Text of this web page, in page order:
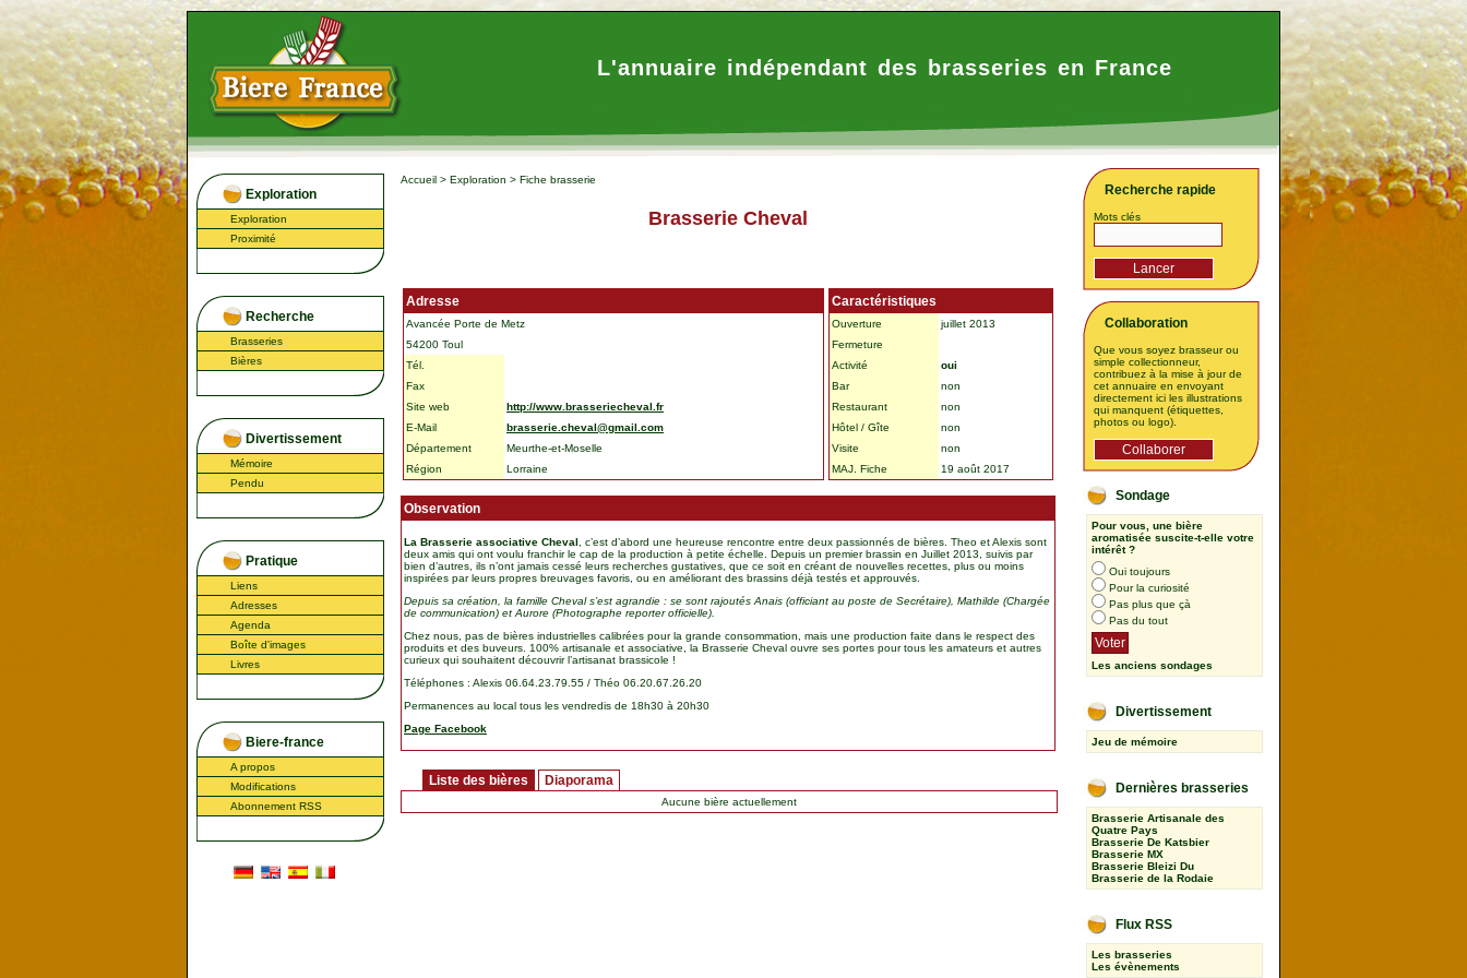
L'annuaire indépendant des brasseries en France
Exploration
Exploration
Proximité
Recherche
Brasseries
Bières
Divertissement
Mémoire
Pendu
Pratique
Liens
Adresses
Agenda
Boîte d'images
Livres
Biere-france
A propos
Modifications
Abonnement RSS
Accueil > Exploration > Fiche brasserie
Brasserie Cheval
Adresse
Avancée Porte de Metz
54200 Toul
Tél.
Fax
Site web
http://www.brasseriecheval.fr
E-Mail
brasserie.cheval@gmail.com
Département
Meurthe-et-Moselle
Région
Lorraine
Caractéristiques
Ouverture
juillet 2013
Fermeture
Activité
oui
Bar
non
Restaurant
non
Hôtel / Gîte
non
Visite
non
MAJ. Fiche
19 août 2017
Observation
La Brasserie associative Cheval , c’est d’abord une heureuse rencontre entre deux passionnés de bières. Theo et Alexis sont
deux amis qui ont voulu franchir le cap de la production à petite échelle. Depuis un premier brassin en Juillet 2013, suivis par
bien d’autres, ils n’ont jamais cessé leurs recherches gustatives, que ce soit en créant de nouvelles recettes, plus ou moins
inspirées par leurs propres breuvages favoris, ou en améliorant des brassins déjà testés et approuvés.
Depuis sa création, la famille Cheval s’est agrandie : se sont rajoutés Anais (officiant au poste de Secrétaire), Mathilde (Chargée
de communication) et Aurore (Photographe reporter officielle).
Chez nous, pas de bières industrielles calibrées pour la grande consommation, mais une production faite dans le respect des
produits et des buveurs. 100% artisanale et associative, la Brasserie Cheval ouvre ses portes pour tous les amateurs et autres
curieux qui souhaitent découvrir l’artisanat brassicole !
Téléphones : Alexis 06.64.23.79.55 / Théo 06.20.67.26.20
Permanences au local tous les vendredis de 18h30 à 20h30
Page Facebook
Liste des bières Diaporama
Aucune bière actuellement
Recherche rapide
Mots clés
Collaboration
Que vous soyez brasseur ou
simple collectionneur,
contribuez à la mise à jour de
cet annuaire en envoyant
directement ici les illustrations
qui manquent (étiquettes,
photos ou logo).
Sondage
Pour vous, une bière
aromatisée suscite-t-elle votre
intérêt ?
Oui toujours
Pour la curiosité
Pas plus que çà
Pas du tout
Les anciens sondages
Divertissement
Jeu de mémoire
Dernières brasseries
Brasserie Artisanale des
Quatre Pays
Brasserie De Katsbier
Brasserie MX
Brasserie Bleizi Du
Brasserie de la Rodaie
Flux RSS
Les brasseries
Les évènements